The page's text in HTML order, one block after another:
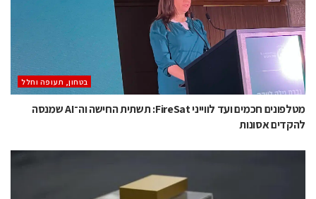
בטחון, תעופה וחלל
מטלפונים חכמים ועד לווייני FireSat: תשתית החישה וה־AI שמנסה
להקדים אסונות